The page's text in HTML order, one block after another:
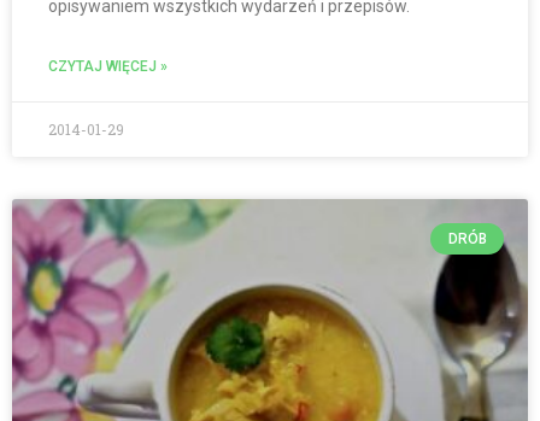
opisywaniem wszystkich wydarzeń i przepisów.
CZYTAJ WIĘCEJ »
2014-01-29
DRÓB